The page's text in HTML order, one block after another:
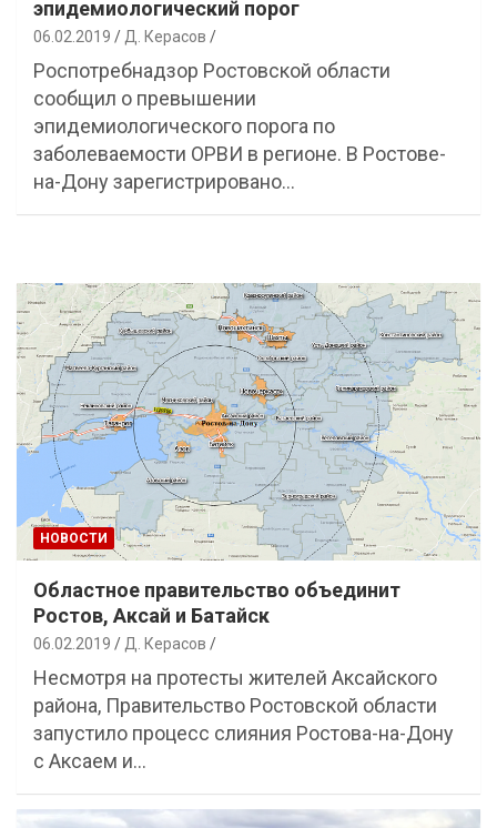
эпидемиологический порог
06.02.2019 Д. Керасов
Роспотребнадзор Ростовской области
сообщил о превышении
эпидемиологического порога по
заболеваемости ОРВИ в регионе. В Ростове-
на-Дону зарегистрировано…
НОВОСТИ
Областное правительство объединит
Ростов, Аксай и Батайск
06.02.2019 Д. Керасов
Несмотря на протесты жителей Аксайского
района, Правительство Ростовской области
запустило процесс слияния Ростова-на-Дону
с Аксаем и…